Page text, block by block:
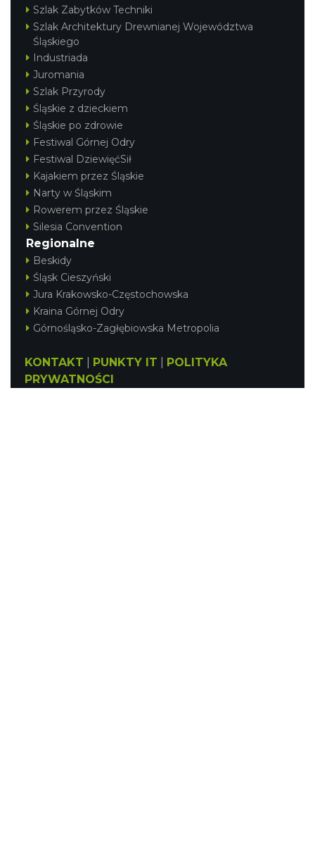
Szlak Zabytków Techniki
Szlak Architektury Drewnianej Województwa
Śląskiego
Industriada
Juromania
Szlak Przyrody
Śląskie z dzieckiem
Śląskie po zdrowie
Festiwal Górnej Odry
Festiwal DziewięćSił
Kajakiem przez Śląskie
Narty w Śląskim
Rowerem przez Śląskie
Silesia Convention
Regionalne
Beskidy
Śląsk Cieszyński
Jura Krakowsko-Częstochowska
Kraina Górnej Odry
Górnośląsko-Zagłębiowska Metropolia
KONTAKT PUNKTY IT
POLITYKA
PRYWATNOŚCI